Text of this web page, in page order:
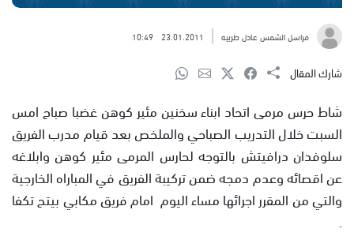
مراسل الشمس عادل طربيه 23.01.2011
10:49
شارك المقال
شاط حرس مرمى اتحاد ابناء سخنين مئير كوهن غضبا صباح امس
السبت خلال التدريب الصباحي والملخص بعد قيام مدرب الفريق
سلوفدان درافيتش بالتوجه لحارس المرمى مئير كوهن وابلاغه
عن اقصائه وعدم دمجه ضمن تركيبة الفريق في المباراه الخارجية
والتي من المقرر اجرائها مساء اليوم امام فريق مكابي بيتح تكفا
.